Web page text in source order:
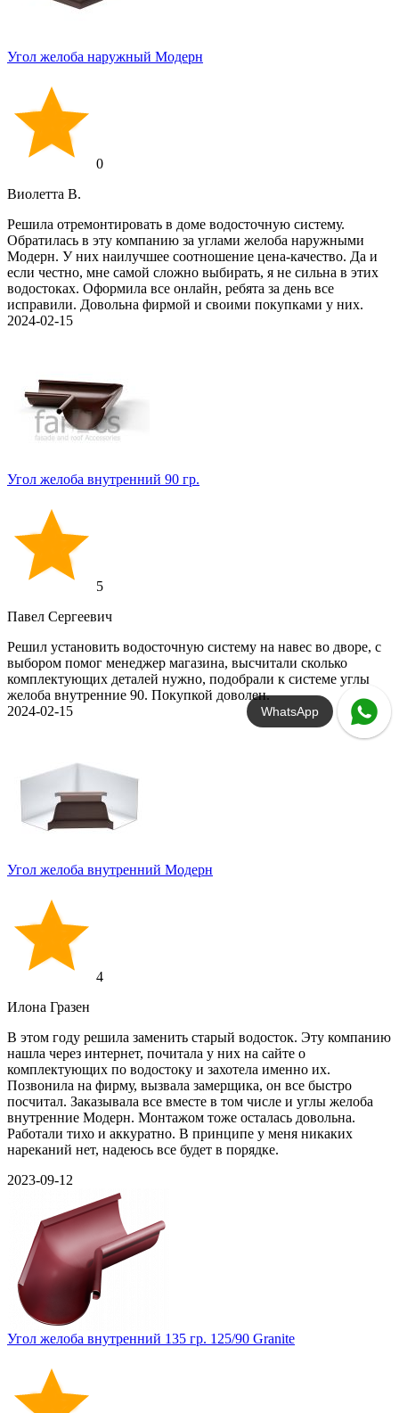
Угол желоба наружный Модерн
0
Виолетта В.
Решила отремонтировать в доме водосточную систему.
Обратилась в эту компанию за углами желоба наружными
Модерн. У них наилучшее соотношение цена-качество. Да и
если честно, мне самой сложно выбирать, я не сильна в этих
водостоках. Оформила все онлайн, ребята за день все
исправили. Довольна фирмой и своими покупками у них.
2024-02-15
Угол желоба внутренний 90 гр.
5
Павел Сергеевич
Решил установить водосточную систему на навес во дворе, с
выбором помог менеджер магазина, высчитали сколько
комплектующих деталей нужно, подобрали к системе углы
желоба внутренние 90. Покупкой доволен.
2024-02-15
Угол желоба внутренний Модерн
4
Илона Гразен
В этом году решила заменить старый водосток. Эту компанию
нашла через интернет, почитала у них на сайте о
комплектующих по водостоку и захотела именно их.
Позвонила на фирму, вызвала замерщика, он все быстро
посчитал. Заказывала все вместе в том числе и углы желоба
внутренние Модерн. Монтажом тоже осталась довольна.
Работали тихо и аккуратно. В принципе у меня никаких
нареканий нет, надеюсь все будет в порядке.
2023-09-12
Угол желоба внутренний 135 гр. 125/90 Granite
WhatsApp